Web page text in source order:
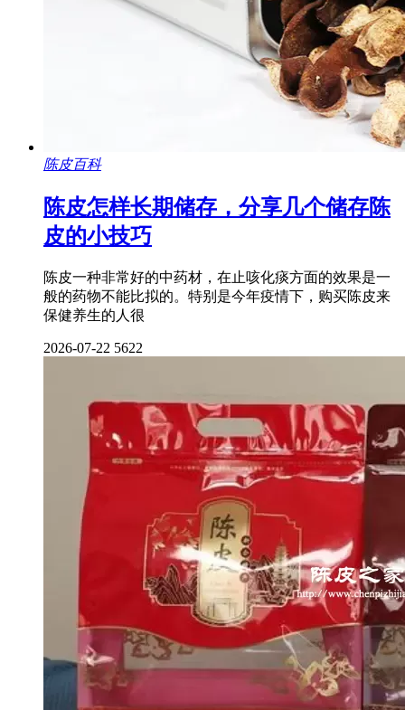
陈皮百科
陈皮怎样长期储存，分享几个储存陈
皮的小技巧
陈皮一种非常好的中药材，在止咳化痰方面的效果是一
般的药物不能比拟的。特别是今年疫情下，购买陈皮来
保健养生的人很
2026-07-22 5622